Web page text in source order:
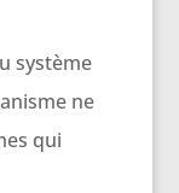
système
ne
qui